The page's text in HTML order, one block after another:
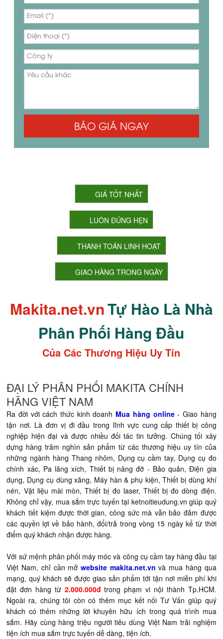
BÁO GIÁ NGAY
GIÁ TỐT NHẤT
LUÔN ĐÚNG HẸN
THANH TOÁN LINH HOẠT
GIAO HÀNG TRONG NGÀY
Makita.net.vnTự Hào Là Nhà
Phân Phối Hàng Đầu
Của Các Thương Hiệu Uy Tín
ĐẠI LÝ PHÂN PHỐI MAKITA CHÍNH
HÃNG VIỆT NAM
Ra đời với cách thức kinh doanh Mua hàng online - Giao hàng
tận nơi. Là đơn vị đi đầu trong lĩnh vực cung cấp thiết bị công
nghiệp hiện đại và được nhiều đối tác tin tưởng. Chúng tối xây
dựng hàng trăm nghìn sản phẩm từ các thương hiệu uy tín của
những ngành hàng Thang nhôm, Dụng cụ cầm tay, Dụng cụ đo
chính xác, Pa lăng xích, Thiết bị nâng đỡ - Bảo quản, Điện gia
dụng, Dụng cụ dùng xăng, Máy hàn & phụ kiện, Thiết bị dùng khí
nén, Vật liệu mài mòn, Thiết bị đo laser, Thiết bị đo dòng điện.
Không chỉ vậy, mua sắm trực tuyến tại ketnoitieudung.vn giúp quý
khách tiết kiệm được thời gian, công sức mà vẫn bảo đảm được
các quyền lợi về bảo hành, đổi/trả trong vòng 15 ngày kể từ thời
điểm quý khách nhận được hàng.
Với sứ mệnh phân phối máy móc và công cụ cầm tay hàng đầu tại
Việt Nam, chỉ cần mở website makita.net.vn và mua hàng qua
mạng, quý khách sẽ được giao sản phẩm tới tận nơi miễn phí khi
đặt đơn hàng từ 2.000.000đtrong phạm vi nội thành Tp.HCM.
Ngoài ra, chúng tôi còn có thêm mục kết nối Tư Vấn giúp quý
khách có thêm những lời khuyên hữu ích trong quá trình mua
sắm. Hãy cùng hàng triệu người tiêu dùng Việt Nam trải nghiệm
tiện ích mua sắm trực tuyến dễ dàng, tiện ích.